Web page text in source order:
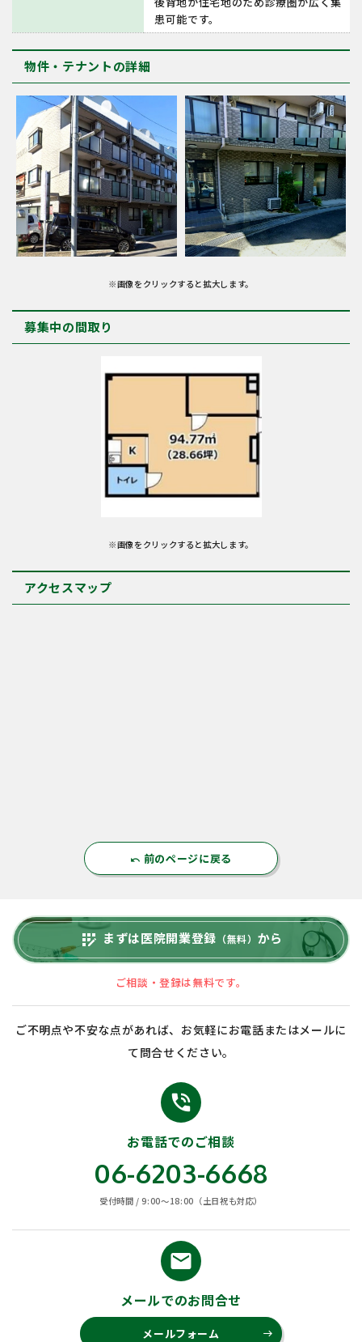
患可能です。
物件・テナントの詳細
※画像をクリックすると拡大します。
募集中の間取り
※画像をクリックすると拡大します。
アクセスマップ
undo 前のページに戻る
app_registration まずは医院開業登録 （無料） から
ご相談・登録は無料です。
ご不明点や不安な点があれば、お気軽にお電話またはメールに
て問合せください。
phone_in_talk
お電話でのご相談
06-6203-6668
受付時間 / 9:00〜18:00（土日祝も対応）
email
メールでのお問合せ
メールフォーム east